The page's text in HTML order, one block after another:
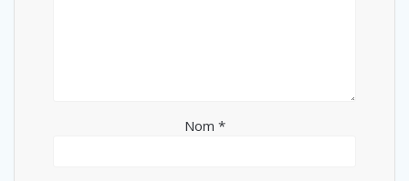
Nom *